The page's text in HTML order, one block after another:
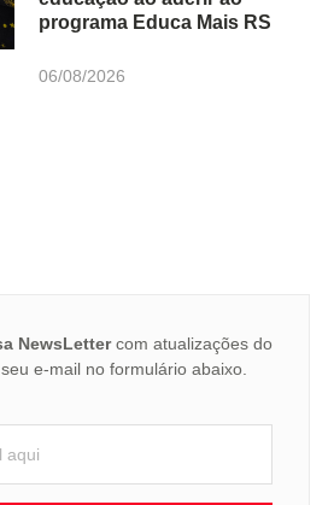
programa Educa Mais RS
06/08/2026
NewsLettercom atualizações do
e-mail no formulário abaixo.